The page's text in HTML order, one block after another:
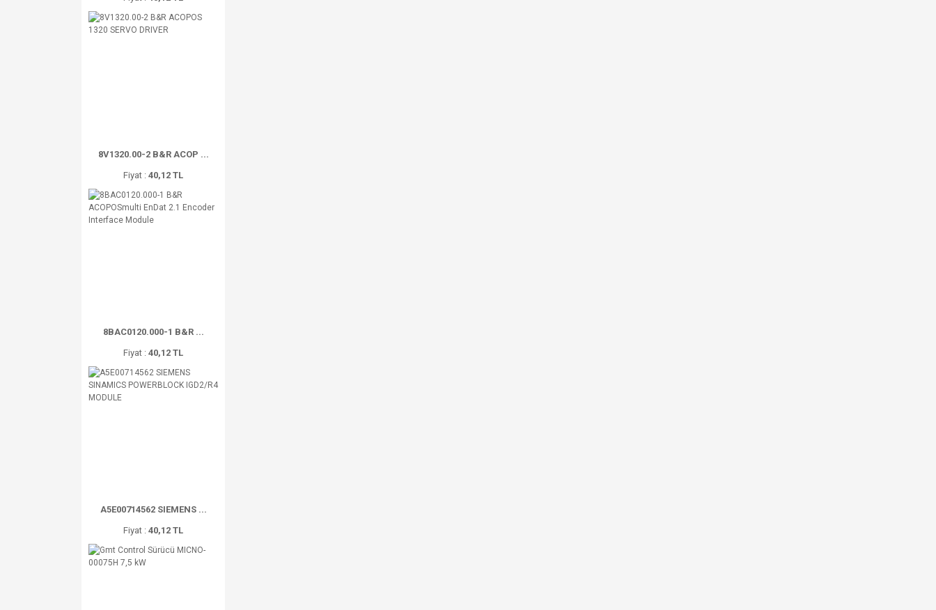
8V1320.00-2 B&R ACOP ...
Fiyat : 40,12 TL
8BAC0120.000-1 B&R ...
Fiyat : 40,12 TL
A5E00714562 SIEMENS ...
Fiyat : 40,12 TL